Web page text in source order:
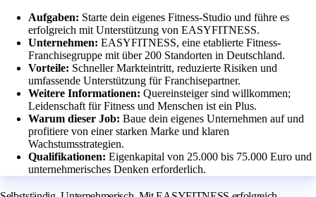
Aufgaben: Starte dein eigenes Fitness-Studio und führe es
erfolgreich mit Unterstützung von EASYFITNESS.
Unternehmen: EASYFITNESS, eine etablierte Fitness-
Franchisegruppe mit über 200 Standorten in Deutschland.
Vorteile: Schneller Markteintritt, reduzierte Risiken und
umfassende Unterstützung für Franchisepartner.
Weitere Informationen: Quereinsteiger sind willkommen;
Leidenschaft für Fitness und Menschen ist ein Plus.
Warum dieser Job: Baue dein eigenes Unternehmen auf und
profitiere von einer starken Marke und klaren
Wachstumsstrategien.
Qualifikationen: Eigenkapital von 25.000 bis 75.000 Euro und
unternehmerisches Denken erforderlich.